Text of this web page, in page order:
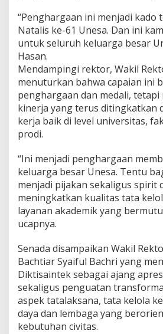
“Penghargaan ini menjadi kado
Natalis ke-61 Unesa. Dan ini
untuk seluruh keluarga besar
Hasan.
Mendampingi rektor, Wakil
menuturkan bahwa capaian ini
penghargaan dan medali, tetapi
kinerja yang terus ditingkatkan
kerja baik di level universitas,
prodi.
“Ini menjadi penghargaan
keluarga besar Unesa. Tentu
menjadi pijakan sekaligus spirit
meningkatkan kualitas tata
layanan akademik yang
ucapnya.
Senada disampaikan Wakil
Bachtiar Syaiful Bachri yang
Diktisaintek sebagai ajang
sekaligus penguatan
aspek tatalaksana, tata kelola
daya dan lembaga yang
kebutuhan civitas.